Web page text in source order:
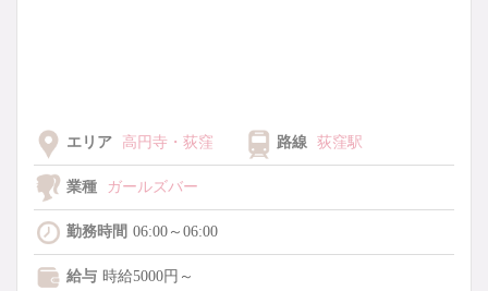
エリア 高円寺・荻窪 路線 荻窪駅
業種 ガールズバー
勤務時間 06:00～06:00
給与 時給5000円～